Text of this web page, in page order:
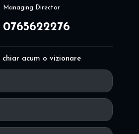
Managing Director
0765622276
chiar acum o vizionare